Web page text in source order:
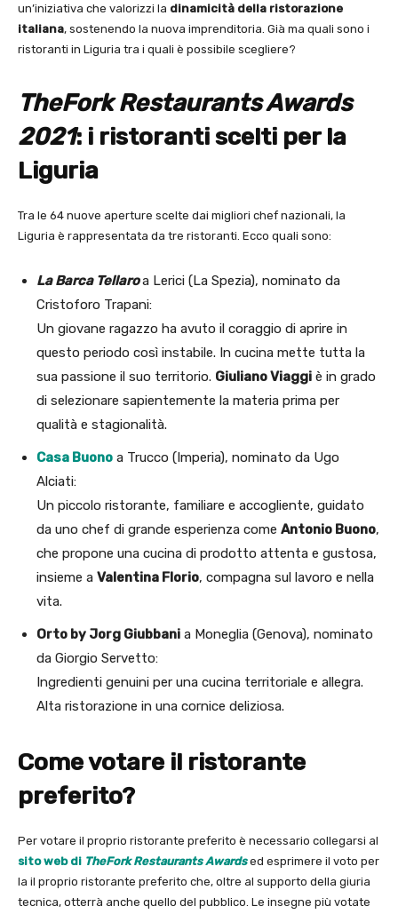
un’iniziativa che valorizzi la dinamicità della ristorazione
italiana, sostenendo la nuova imprenditoria. Già ma quali sono i
ristoranti in Liguria tra i quali è possibile scegliere?
TheFork Restaurants Awards
2021: i ristoranti scelti per la
Liguria
Tra le 64 nuove aperture scelte dai migliori chef nazionali, la
Liguria è rappresentata da tre ristoranti. Ecco quali sono:
La Barca Tellaroa Lerici (La Spezia), nominato da
Cristoforo Trapani:
Un giovane ragazzo ha avuto il coraggio di aprire in
questo periodo così instabile. In cucina mette tutta la
sua passione il suo territorio. Giuliano Viaggi è in grado
di selezionare sapientemente la materia prima per
qualità e stagionalità.
Casa Buono a Trucco (Imperia), nominato da Ugo
Alciati:
Un piccolo ristorante, familiare e accogliente, guidato
da uno chef di grande esperienza come Antonio Buono,
che propone una cucina di prodotto attenta e gustosa,
insieme a Valentina Florio, compagna sul lavoro e nella
vita.
Orto by Jorg Giubbani a Moneglia (Genova), nominato
da Giorgio Servetto:
Ingredienti genuini per una cucina territoriale e allegra.
Alta ristorazione in una cornice deliziosa.
Come votare il ristorante
preferito?
Per votare il proprio ristorante preferito è necessario collegarsi al
sito web di TheFork Restaurants Awardsed esprimere il voto per
la il proprio ristorante preferito che, oltre al supporto della giuria
tecnica, otterrà anche quello del pubblico. Le insegne più votate